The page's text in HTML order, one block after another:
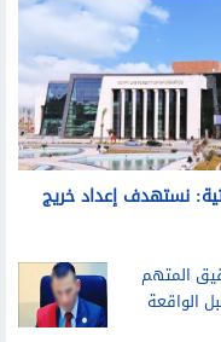
نستهدف إعداد خريج
المتهم
الواقعة